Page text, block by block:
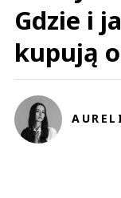
Gdzie i
kupują